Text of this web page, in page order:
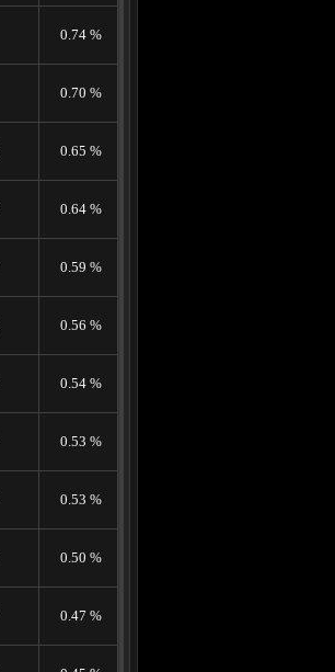
0.74 %
0.70 %
0.65 %
0.64 %
0.59 %
0.56 %
0.54 %
0.53 %
0.53 %
0.50 %
0.47 %